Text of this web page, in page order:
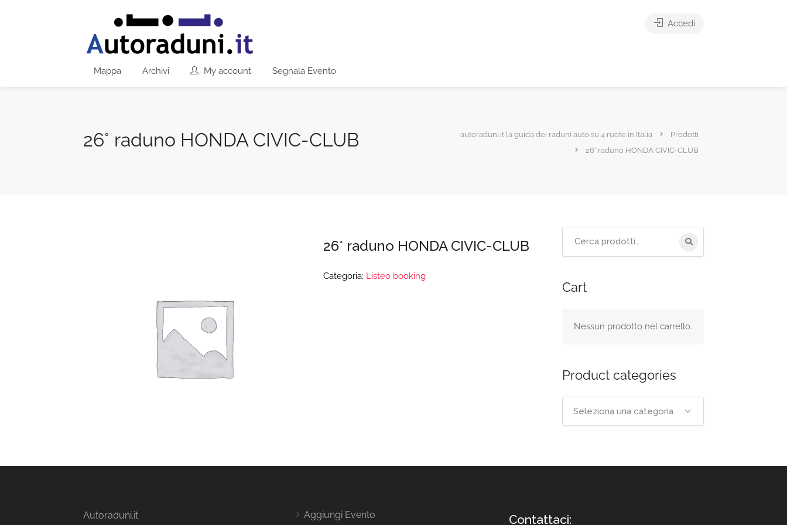
Mappa Archivi My account Segnala Evento
Accedi
26° raduno HONDA CIVIC-CLUB autoraduni.it la guida dei raduni auto su 4 ruote in Italia
Prodotti
26° raduno HONDA CIVIC-CLUB
26° raduno HONDA CIVIC-CLUB
Categoria: Listeo booking
Cart
Nessun prodotto nel carrello.
Product categories
Seleziona una categoria
Autoraduni.it Aggiungi Evento Contattaci: